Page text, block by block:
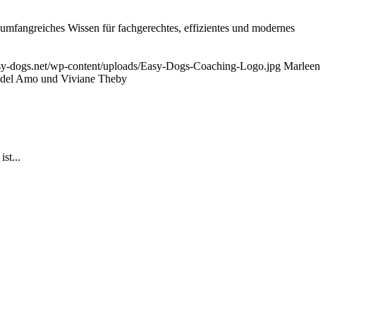
Wissen für fachgerechtes, effizientes und modernes
dogs.net/wp-content/uploads/Easy-Dogs-Coaching-Logo.jpg Marleen
Amo und Viviane Theby